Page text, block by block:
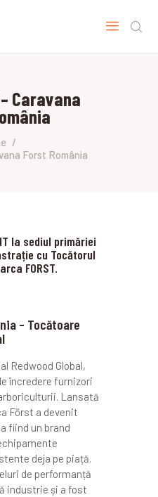
– Caravana
Forst România
la sediul primăriei
cu Tocătorul
FORST.
– Tocătoare
Redwood Global,
încredere furnizori
Lansată
Först a devenit
fiind un brand
deja pe piață.
de performanță
industrie și a fost